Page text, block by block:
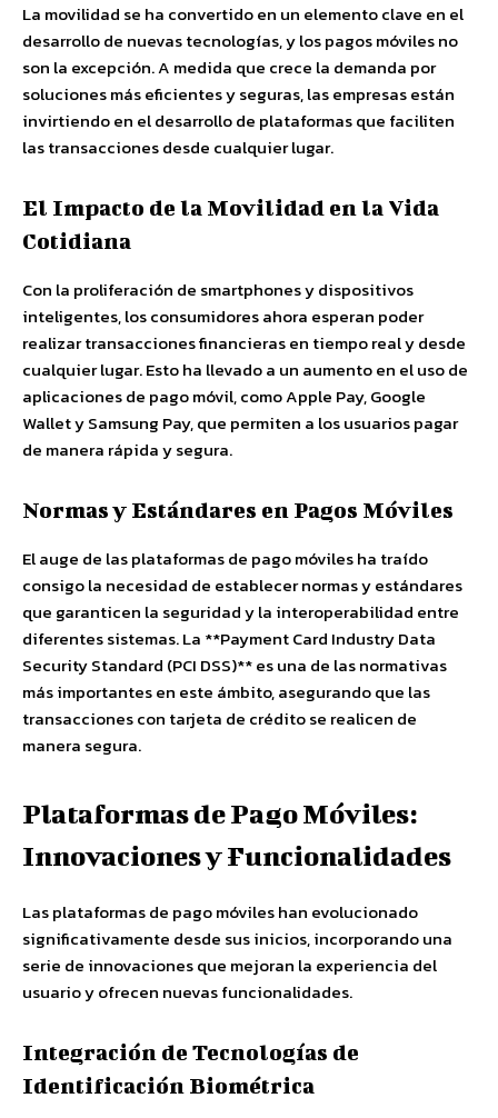
La movilidad se ha convertido en un elemento clave en el
desarrollo de nuevas tecnologías, y los pagos móviles no
son la excepción. A medida que crece la demanda por
soluciones más eficientes y seguras, las empresas están
invirtiendo en el desarrollo de plataformas que faciliten
las transacciones desde cualquier lugar.
El Impacto de la Movilidad en la Vida
Cotidiana
Con la proliferación de smartphones y dispositivos
inteligentes, los consumidores ahora esperan poder
realizar transacciones financieras en tiempo real y desde
cualquier lugar. Esto ha llevado a un aumento en el uso de
aplicaciones de pago móvil, como Apple Pay, Google
Wallet y Samsung Pay, que permiten a los usuarios pagar
de manera rápida y segura.
Normas y Estándares en Pagos Móviles
El auge de las plataformas de pago móviles ha traído
consigo la necesidad de establecer normas y estándares
que garanticen la seguridad y la interoperabilidad entre
diferentes sistemas. La **Payment Card Industry Data
Security Standard (PCI DSS)** es una de las normativas
más importantes en este ámbito, asegurando que las
transacciones con tarjeta de crédito se realicen de
manera segura.
Plataformas de Pago Móviles:
Innovaciones y Funcionalidades
Las plataformas de pago móviles han evolucionado
significativamente desde sus inicios, incorporando una
serie de innovaciones que mejoran la experiencia del
usuario y ofrecen nuevas funcionalidades.
Integración de Tecnologías de
Identificación Biométrica